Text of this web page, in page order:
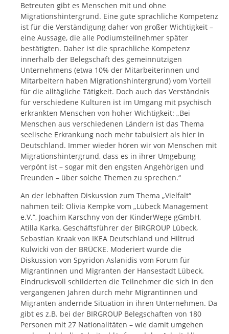
Betreuten gibt es Menschen mit und ohne
Migrationshintergrund. Eine gute sprachliche Kompetenz
ist für die Verständigung daher von großer Wichtigkeit –
eine Aussage, die alle Podiumsteilnehmer später
bestätigten. Daher ist die sprachliche Kompetenz
innerhalb der Belegschaft des gemeinnützigen
Unternehmens (etwa 10% der Mitarbeiterinnen und
Mitarbeitern haben Migrationshintergrund) vom Vorteil
für die alltägliche Tätigkeit. Doch auch das Verständnis
für verschiedene Kulturen ist im Umgang mit psychisch
erkrankten Menschen von hoher Wichtigkeit: „Bei
Menschen aus verschiedenen Ländern ist das Thema
seelische Erkrankung noch mehr tabuisiert als hier in
Deutschland. Immer wieder hören wir von Menschen mit
Migrationshintergrund, dass es in ihrer Umgebung
verpönt ist – sogar mit den engsten Angehörigen und
Freunden – über solche Themen zu sprechen.“
An der lebhaften Diskussion zum Thema „Vielfalt“
nahmen teil: Olivia Kempke vom „Lübeck Management
e.V.“, Joachim Karschny von der KinderWege gGmbH,
Atilla Karka, Geschäftsführer der BIRGROUP Lübeck,
Sebastian Kraak von IKEA Deutschland und Hiltrud
Kulwicki von der BRÜCKE. Moderiert wurde die
Diskussion von Spyridon Aslanidis vom Forum für
Migrantinnen und Migranten der Hansestadt Lübeck.
Eindrucksvoll schilderten die Teilnehmer die sich in den
vergangenen Jahren durch mehr Migrantinnen und
Migranten ändernde Situation in ihren Unternehmen. Da
gibt es z.B. bei der BIRGROUP Belegschaften von 180
Personen mit 27 Nationalitäten – wie damit umgehen